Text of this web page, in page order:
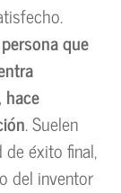
que
. Suelen
éxito final,
del inventor